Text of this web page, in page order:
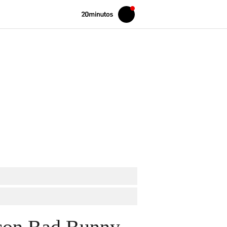
Volver
Iniciar
sesión